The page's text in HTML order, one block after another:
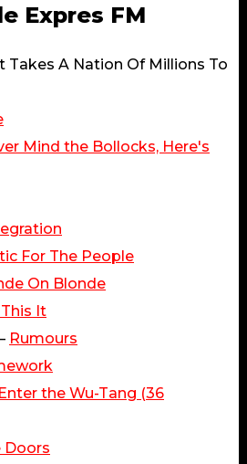
Expres FM
Takes A Nation Of Millions To
Mind the Bollocks, Here's
For The People
On Blonde
This It
Rumours
Enter the Wu-Tang (36
Doors